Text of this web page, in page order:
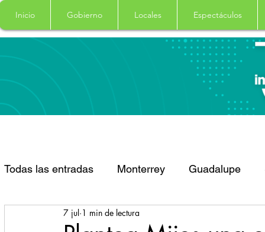
Inicio Gobierno Locales Espectáculos
Todas las entradas Monterrey Guadalupe
Santa Catarina San Pedro Garza Garcia
7 jul 1 min de lectura